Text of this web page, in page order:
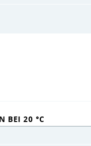
BEI 20 °C